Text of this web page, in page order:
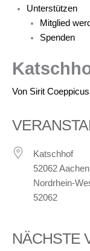
Unterstützen
Mitglied
Spenden
Von Sirit Coeppicus
Katschhof
52062 Aachen
Nordrhein-
52062
NÄCHSTE